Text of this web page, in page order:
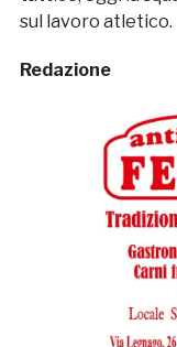
sul lavoro atletico.
Redazione